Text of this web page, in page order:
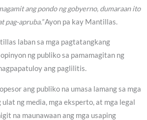
ang pondo ng gobyerno, dumaraan ito
pag-apruba.”Ayon pa kay Mantillas.
laban sa mga pagtatangkang
ng publiko sa pamamagitan ng
ang paglilitis.
ang publiko na umasa lamang sa mga
ng media, mga eksperto, at mga legal
na maunawaan ang mga usaping